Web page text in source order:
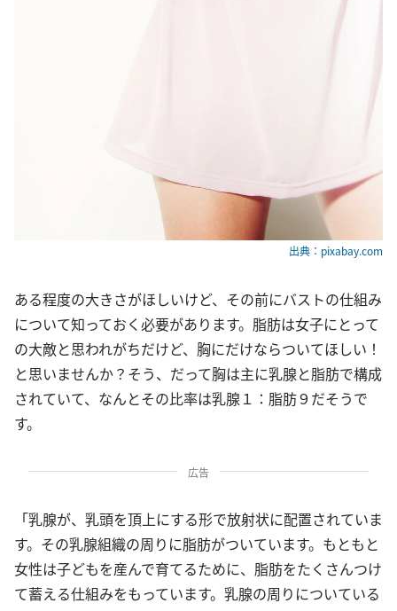
出典：pixabay.com
ある程度の大きさがほしいけど、その前にバストの仕組み
について知っておく必要があります。脂肪は女子にとって
の大敵と思われがちだけど、胸にだけならついてほしい！
と思いませんか？そう、だって胸は主に乳腺と脂肪で構成
されていて、なんとその比率は乳腺１：脂肪９だそうで
す。
広告
「乳腺が、乳頭を頂上にする形で放射状に配置されていま
す。その乳腺組織の周りに脂肪がついています。もともと
女性は子どもを産んで育てるために、脂肪をたくさんつけ
て蓄える仕組みをもっています。乳腺の周りについている